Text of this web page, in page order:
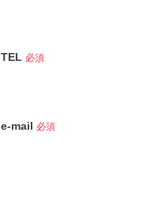
TEL 必須
e-mail 必須